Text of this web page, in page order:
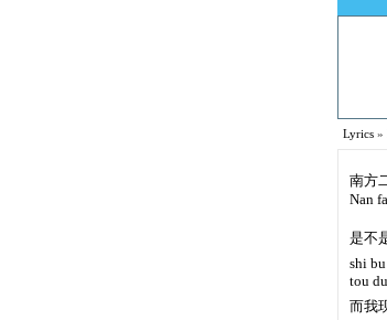
Lyrics »
南方
Nan
是不
shi
tou
而我